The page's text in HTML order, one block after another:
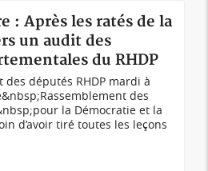
: Après les ratés de la
un audit des
du RHDP
des députés RHDP mardi à
des
la Démocratie et la
d’avoir tiré toutes les leçons